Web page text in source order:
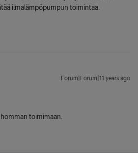
ilmalämpöpumpun toimintaa.
Forum|Forum|11 years ago
toimimaan.